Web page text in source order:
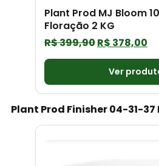
Plant Prod MJ Bloom
Floração 2 KG
R$399,90R$ 378,00
Ver
Plant Prod Finisher 04-31-37